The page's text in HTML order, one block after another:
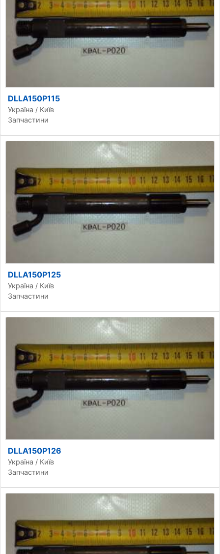
DLLA150P115
Україна / Київ
Запчастини
DLLA150P125
Україна / Київ
Запчастини
DLLA150P126
Україна / Київ
Запчастини